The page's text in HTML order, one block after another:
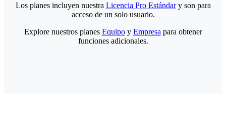
Los planes incluyen nuestra Licencia Pro Estándary son para
acceso de un solo usuario.
Explore nuestros planes Equipoy Empresa para obtener
funciones adicionales.